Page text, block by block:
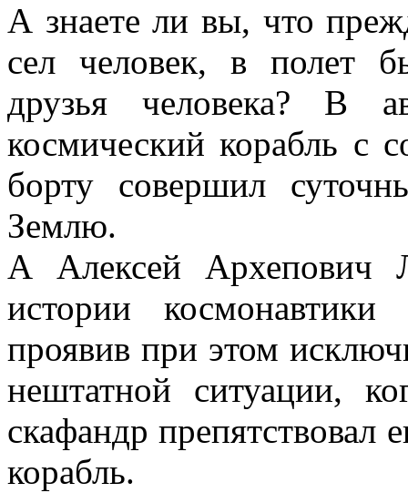
А знаете ли вы, что
сел человек, в полет
друзья человека? В
космический корабль с
борту совершил
Землю.
А Алексей Архепович
истории
проявив при этом
нештатной ситуации,
скафандр препятствовал
корабль.